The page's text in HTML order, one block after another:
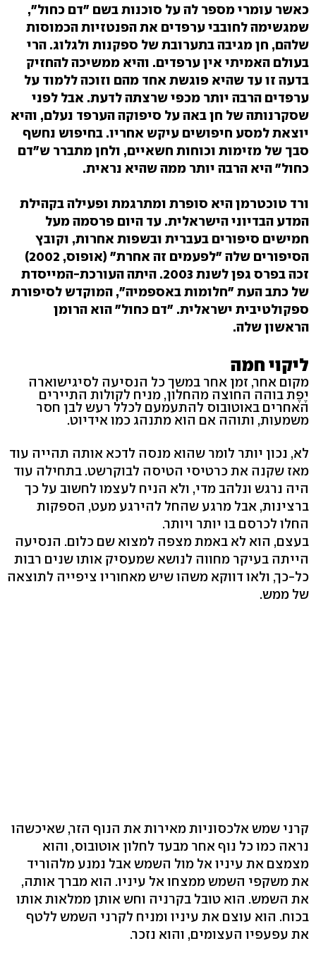
כאשר עומרי מספר לה על סוכנות בשם "דם כחול",
שמגשימה לחובבי ערפדים את הפנטזיות הכמוסות
שלהם, חן מגיבה בתערובת של ספקנות ולגלוג. הרי
בעולם האמיתי אין ערפדים. והיא ממשיכה להחזיק
בדעה זו עד שהיא פוגשת אחד מהם וזוכה ללמוד על
ערפדים הרבה יותר מכפי שרצתה לדעת. אבל לפני
שסקרנותה של חן באה על סיפוקה הערפד נעלם, והיא
יוצאת למסע חיפושים עיקש אחריו. בחיפוש נחשף
סבך של מזימות וכוחות חשאיים, ולחן מתברר ש"דם
כחול" היא הרבה יותר ממה שהיא נראית.
ורד טוכטרמן היא סופרת ומתרגמת ופעילה בקהילת
המדע הבדיוני הישראלית. עד היום פרסמה מעל
חמישים סיפורים בעברית ובשפות אחרות, וקובץ
הסיפורים שלה "לפעמים זה אחרת" (אופוס, 2002)
זכה בפרס גפן לשנת 2003. היתה העורכת-המייסדת
של כתב העת "חלומות באספמיה", המוקדש לסיפורת
ספקולטיבית ישראלית. "דם כחול" הוא הרומן
הראשון שלה.
ליקוי חמה
מקום אחר, זמן אחר במשך כל הנסיעה לסיגישוארה
יֶפֶת בוהה החוצה מהחלון, מניח לקולות התיירים
האחרים באוטובוס להתעמעם לכלל רעש לבן חסר
משמעות, ותוהה אם הוא מתנהג כמו אידיוט.
לא, נכון יותר לומר שהוא מנסה לדכא אותה תהייה עוד
מאז שקנה את כרטיסי הטיסה לבוקרשט. בתחילה עוד
היה נרגש ונלהב מדי, ולא הניח לעצמו לחשוב על כך
ברצינות, אבל מרגע שהחל להירגע מעט, הספקות
החלו לכרסם בו יותר ויותר.
בעצם, הוא לא באמת מצפה למצוא שם כלום. הנסיעה
הייתה בעיקר מחווה לנושא שמעסיק אותו שנים רבות
כל-כך, ולאו דווקא משהו שיש מאחוריו ציפייה לתוצאה
של ממש.
קרני שמש אלכסוניות מאירות את הנוף הזר, שאיכשהו
נראה כמו כל נוף אחר מבעד לחלון אוטובוס, והוא
מצמצם את עיניו אל מול השמש אבל נמנע מלהוריד
את משקפי השמש ממצחו אל עיניו. הוא מברך אותה,
את השמש. הוא טובל בקרניה וחש אותן ממלאות אותו
בכוח. הוא עוצם את עיניו ומניח לקרני השמש ללטף
את עפעפיו העצומים, והוא נזכר.